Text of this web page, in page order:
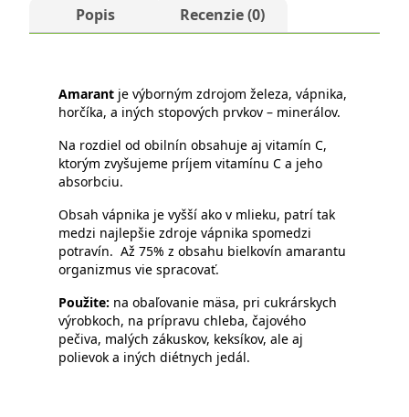
Popis Recenzie (0)
Amarant je výborným zdrojom železa, vápnika,
horčíka, a iných stopových prvkov – minerálov.
Na rozdiel od obilnín obsahuje aj vitamín C,
ktorým zvyšujeme príjem vitamínu C a jeho
absorbciu.
Obsah vápnika je vyšší ako v mlieku, patrí tak
medzi najlepšie zdroje vápnika spomedzi
potravín. Až 75% z obsahu bielkovín amarantu
organizmus vie spracovať.
Použite: na obaľovanie mäsa, pri cukrárskych
výrobkoch, na prípravu chleba, čajového
pečiva, malých zákuskov, keksíkov, ale aj
polievok a iných diétnych jedál.